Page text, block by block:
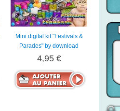
Mini digital kit "Festivals &
Parades" by download
4,95 €